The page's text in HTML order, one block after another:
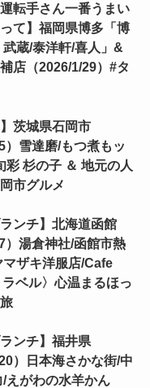
運転手さん一番うまい
て】福岡県博多「博
武蔵/泰洋軒/喜人」&
店（2026/1/29）#タ
】茨城県石岡市
）雪達磨/もつ煮もッ
彩 杉の子 ＆ 地元の人
市グルメ
ランチ】北海道函館
）湯倉神社/函館市熱
ザキ洋服店/Cafe
ベル〉心温まるほっ
ランチ】福井県
）日本海さかな街/中
えがわの水羊かん